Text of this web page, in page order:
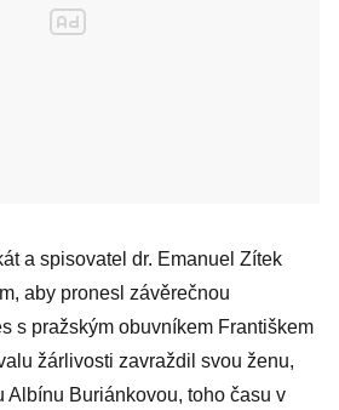
a spisovatel dr. Emanuel Zítek
aby pronesl závěrečnou
s pražským obuvníkem Františkem
žárlivosti zavraždil svou ženu,
Albínu Buriánkovou, toho času v